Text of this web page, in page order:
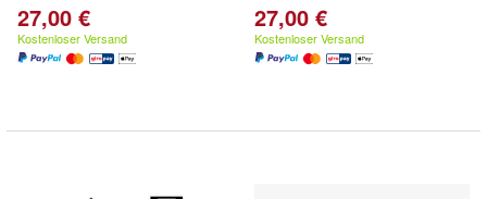
27,00 €
Kostenloser Versand
27,00 €
Kostenloser Versand